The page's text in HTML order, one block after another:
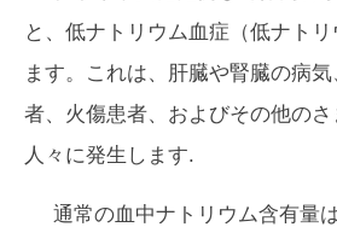
と、低ナトリウム血症（低ナト
ます。これは、肝臓や腎臓の病
者、火傷患者、およびその他の
人々に発生します.
通常の血中ナトリウム含有量